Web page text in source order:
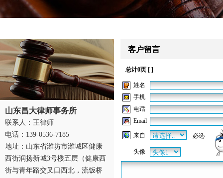
山东昌大律师事务所
联系人：王律师
电话：139-0536-7185
地址：山东省潍坊市潍城区健康
西街润扬新城3号楼五层（健康西
街与青年路交叉口西北，流饭桥
客户留言
总计0页 [ ]
姓名
手机
电话
Email
来自 必选
头像